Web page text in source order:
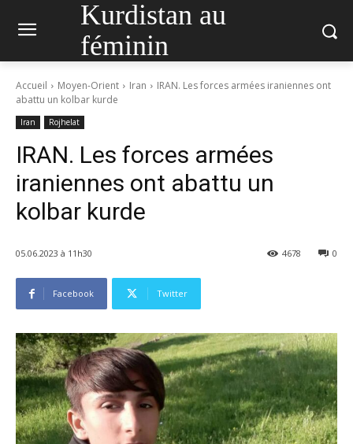
Kurdistan au
féminin
Accueil Moyen-Orient Iran
IRAN. Les forces armées iraniennes ont
abattu un kolbar kurde
Iran Rojhelat
IRAN. Les forces armées
iraniennes ont abattu un
kolbar kurde
05.06.2023 à 11h30 0
4678
Facebook Twitter